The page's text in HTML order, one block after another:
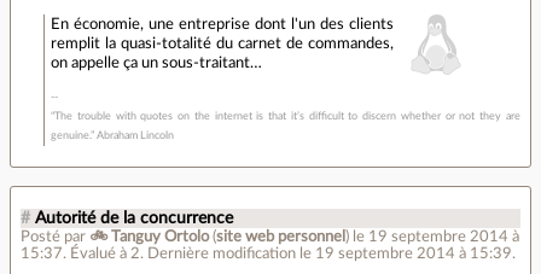
En économie, une entreprise dont l'un des clients
remplit la quasi-totalité du carnet de commandes,
on appelle ça un sous-traitant…
"The trouble with quotes on the internet is that it’s difficult to discern whether or not they are
genuine.” Abraham Lincoln
# Autorité de la concurrence
Posté par 🚲 Tanguy Ortolo(site web personnel ) le 19 septembre 2014 à
15:37. Évalué à 2. Dernière modification le 19 septembre 2014 à 15:39.